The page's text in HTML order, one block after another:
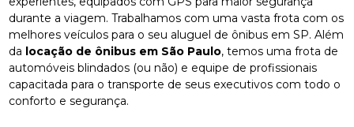
durante a viagem. Trabalhamos com uma vasta frota com os
melhores veículos para o seu aluguel de ônibus em SP. Além
da locação de ônibus em São Paulo, temos uma frota de
automóveis blindados (ou não) e equipe de profissionais
capacitada para o transporte de seus executivos com todo o
conforto e segurança.